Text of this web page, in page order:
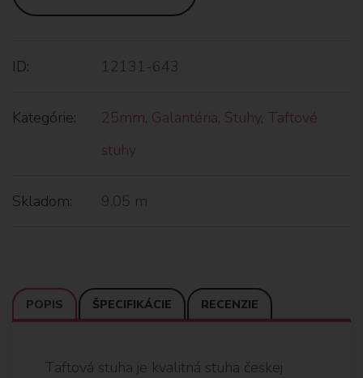
ID: 12131-643
Kategórie: 25mm, Galantéria, Stuhy, Taftové
stuhy
Skladom: 9.05 m
POPIS ŠPECIFIKÁCIE RECENZIE
Taftová stuha je kvalitná stuha českej